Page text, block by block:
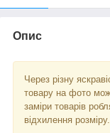
Опис
Через різну
товару на фото
заміри товарів
відхилення